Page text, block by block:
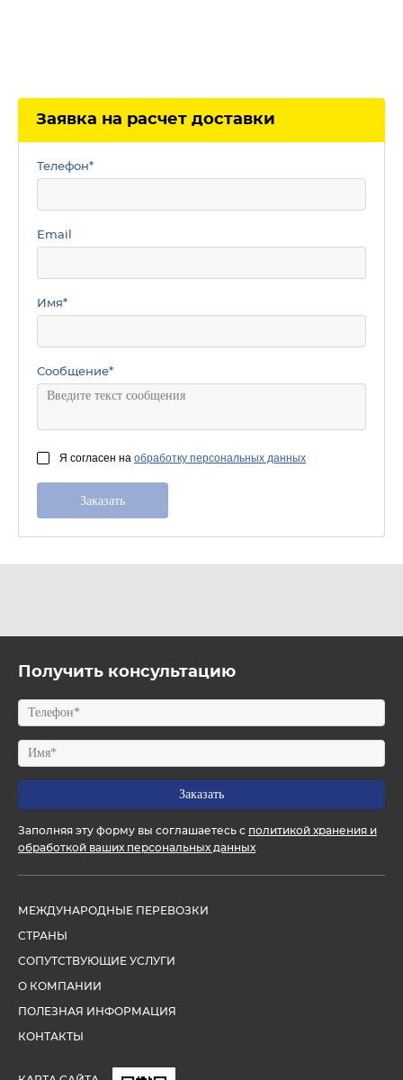
Заявка на расчет доставки
Телефон*
Email
Имя*
Сообщение*
Я согласен на обработку персональных данных
Получить консультацию
Заполняя эту форму вы соглашаетесь с политикой хранения и
обработкой ваших персональных данных
МЕЖДУНАРОДНЫЕ ПЕРЕВОЗКИ
СТРАНЫ
СОПУТСТВУЮЩИЕ УСЛУГИ
О КОМПАНИИ
ПОЛЕЗНАЯ ИНФОРМАЦИЯ
КОНТАКТЫ